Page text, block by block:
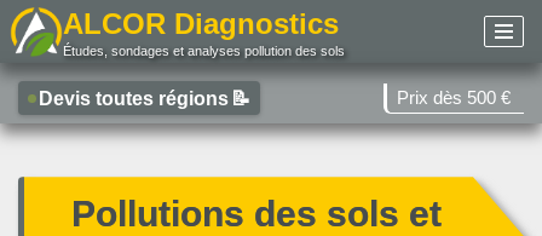
au
contenu
ALCOR Diagnostics
Études, sondages et analyses pollution des sols
Devis toutes régions 📝 Prix dès 500 €
Pollutions des sols et